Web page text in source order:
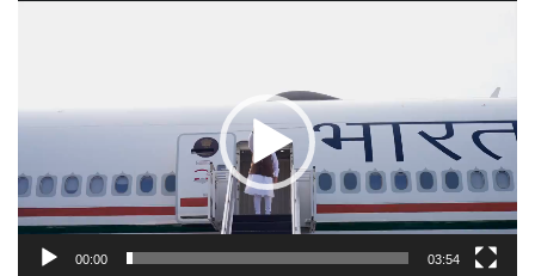
00:00 03:54